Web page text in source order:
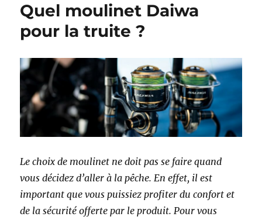
Quel moulinet Daiwa
pour la truite ?
Le choix de moulinet ne doit pas se faire quand
vous décidez d’aller à la pêche. En effet, il est
important que vous puissiez profiter du confort et
de la sécurité offerte par le produit. Pour vous